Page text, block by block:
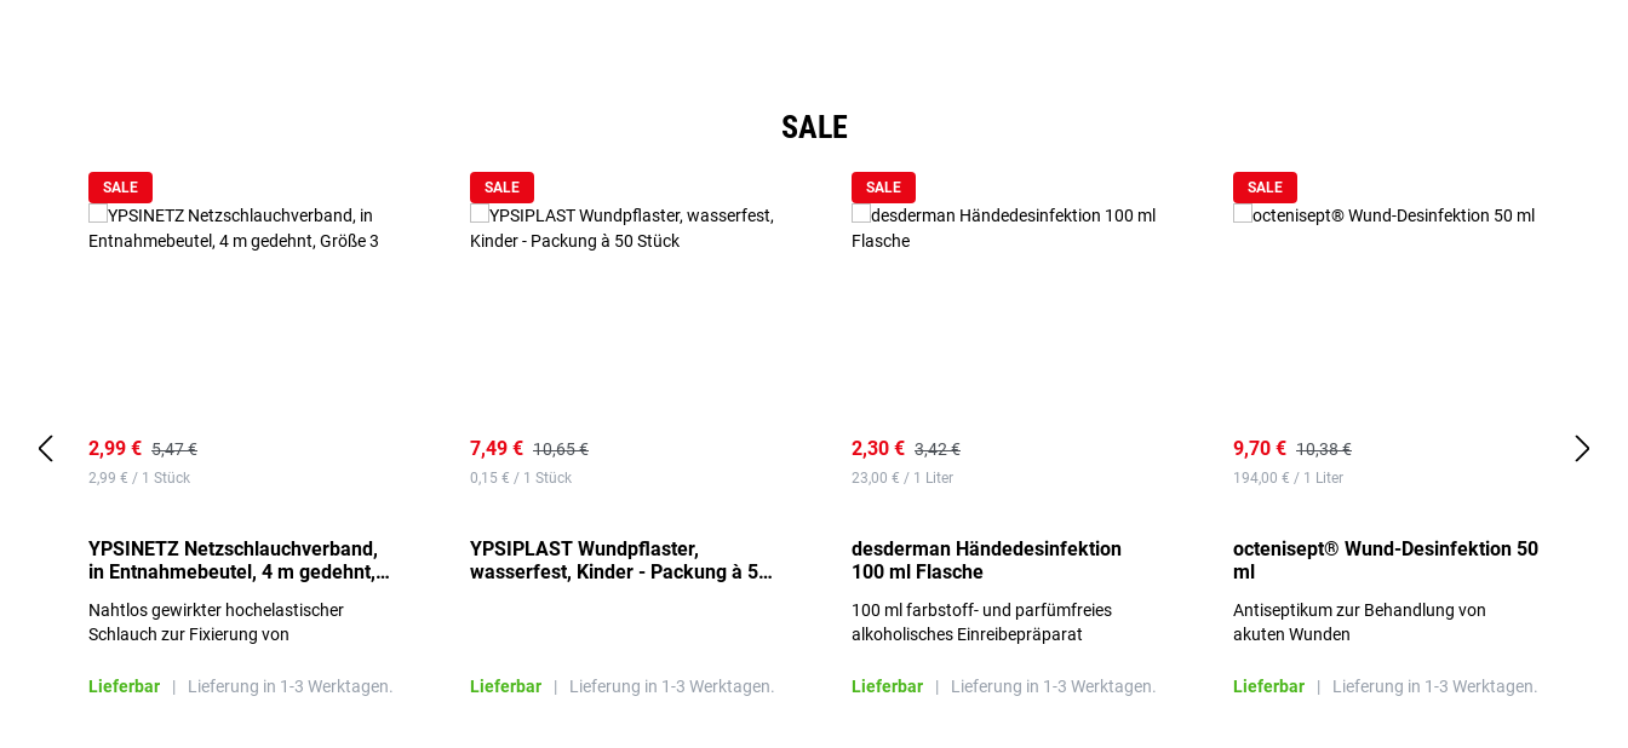
SALE
SALE
2,99 € 5,47 €
2,99 € / 1 Stück
YPSINETZ Netzschlauchverband,
in Entnahmebeutel, 4 m gedehnt,
Nahtlos gewirkter hochelastischer
Schlauch zur Fixierung von
Lieferbar
| Lieferung in 1-3 Werktagen.
SALE
7,49 € 10,65 €
0,15 € / 1 Stück
YPSIPLAST Wundpflaster,
wasserfest, Kinder - Packung à 50
Lieferbar | Lieferung in 1-3 Werktagen.
SALE
2,30 € 3,42 €
23,00 € / 1 Liter
desderman Händedesinfektion
100 ml Flasche
100 ml farbstoff- und parfümfreies
alkoholisches Einreibepräparat
Lieferbar | Lieferung in 1-3 Werktagen.
SALE
9,70 € 10,38 €
194,00 € / 1 Liter
octenisept® Wund-Desinfektion 50
ml
Antiseptikum zur Behandlung von
akuten Wunden
Lieferbar | Lieferung in 1-3 Werktagen.